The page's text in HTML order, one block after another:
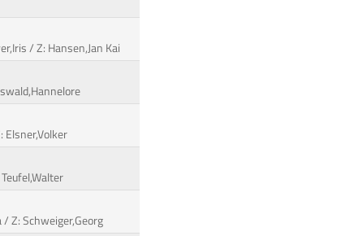
/ Z: Hansen,Jan Kai
Z: Schweiger,Georg